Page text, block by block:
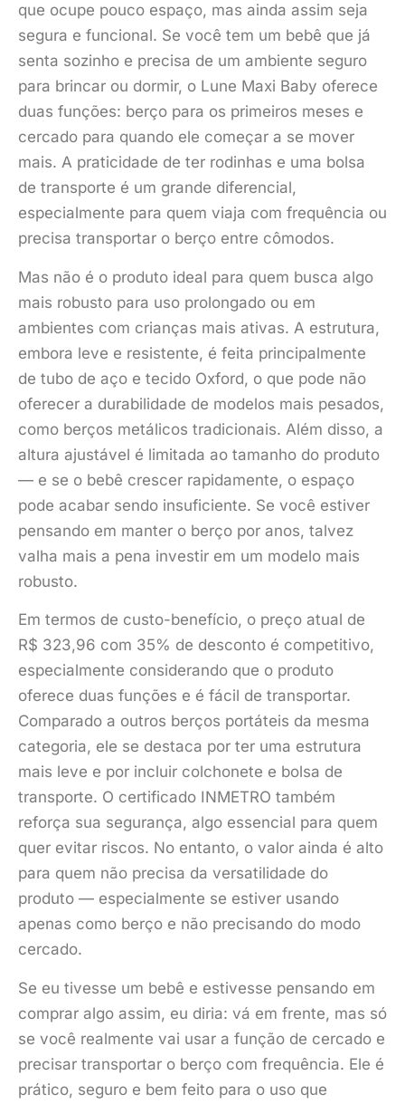
que ocupe pouco espaço, mas ainda assim seja
segura e funcional. Se você tem um bebê que já
senta sozinho e precisa de um ambiente seguro
para brincar ou dormir, o Lune Maxi Baby oferece
duas funções: berço para os primeiros meses e
cercado para quando ele começar a se mover
mais. A praticidade de ter rodinhas e uma bolsa
de transporte é um grande diferencial,
especialmente para quem viaja com frequência ou
precisa transportar o berço entre cômodos.
Mas não é o produto ideal para quem busca algo
mais robusto para uso prolongado ou em
ambientes com crianças mais ativas. A estrutura,
embora leve e resistente, é feita principalmente
de tubo de aço e tecido Oxford, o que pode não
oferecer a durabilidade de modelos mais pesados,
como berços metálicos tradicionais. Além disso, a
altura ajustável é limitada ao tamanho do produto
— e se o bebê crescer rapidamente, o espaço
pode acabar sendo insuficiente. Se você estiver
pensando em manter o berço por anos, talvez
valha mais a pena investir em um modelo mais
robusto.
Em termos de custo-benefício, o preço atual de
R$ 323,96 com 35% de desconto é competitivo,
especialmente considerando que o produto
oferece duas funções e é fácil de transportar.
Comparado a outros berços portáteis da mesma
categoria, ele se destaca por ter uma estrutura
mais leve e por incluir colchonete e bolsa de
transporte. O certificado INMETRO também
reforça sua segurança, algo essencial para quem
quer evitar riscos. No entanto, o valor ainda é alto
para quem não precisa da versatilidade do
produto — especialmente se estiver usando
apenas como berço e não precisando do modo
cercado.
Se eu tivesse um bebê e estivesse pensando em
comprar algo assim, eu diria: vá em frente, mas só
se você realmente vai usar a função de cercado e
precisar transportar o berço com frequência. Ele é
prático, seguro e bem feito para o uso que